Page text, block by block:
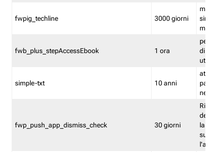
fwpig_techline 3000 giorni
fwb_plus_stepAccessEbook 1 ora
di un
simple-txt 10 anni
attiva
fwp_push_app_dismiss_check 30 giorni
la